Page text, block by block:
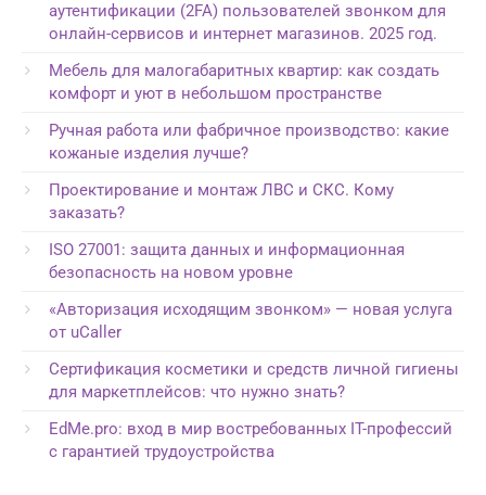
аутентификации (2FA) пользователей звонком для
онлайн-сервисов и интернет магазинов. 2025 год.
Мебель для малогабаритных квартир: как создать
комфорт и уют в небольшом пространстве
Ручная работа или фабричное производство: какие
кожаные изделия лучше?
Проектирование и монтаж ЛВС и СКС. Кому
заказать?
ISO 27001: защита данных и информационная
безопасность на новом уровне
«Авторизация исходящим звонком» — новая услуга
от uCaller
Сертификация косметики и средств личной гигиены
для маркетплейсов: что нужно знать?
EdMe.pro: вход в мир востребованных IT-профессий
с гарантией трудоустройства